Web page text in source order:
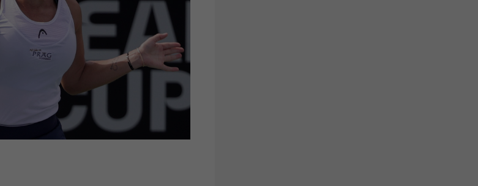
Ihrer vorgenommen Einstellungen, falls der
Webseiten-Betreiber dies eingestellt hat.